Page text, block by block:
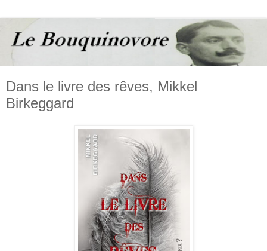
Dans le livre des rêves, Mikkel
Birkeggard